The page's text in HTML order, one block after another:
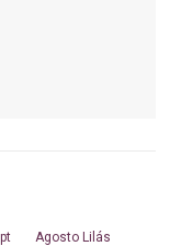
Agosto Lilás